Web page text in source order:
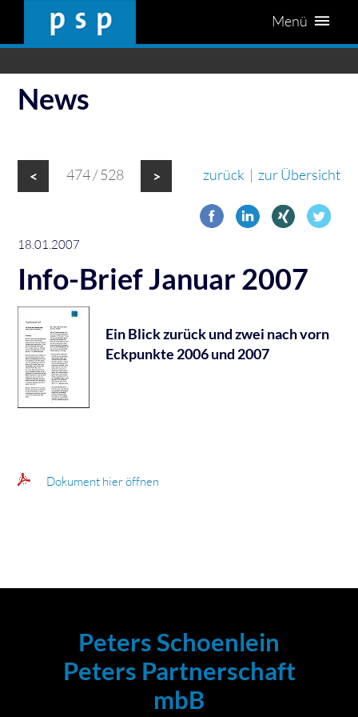
Menü
News
< 474 / 528 > zurück | zur Übersicht
18.01.2007
Info-Brief Januar 2007
Ein Blick zurück und zwei nach vorn
Eckpunkte 2006 und 2007
Dokument hier öffnen
Peters Schoenlein
Peters Partnerschaft
mbB